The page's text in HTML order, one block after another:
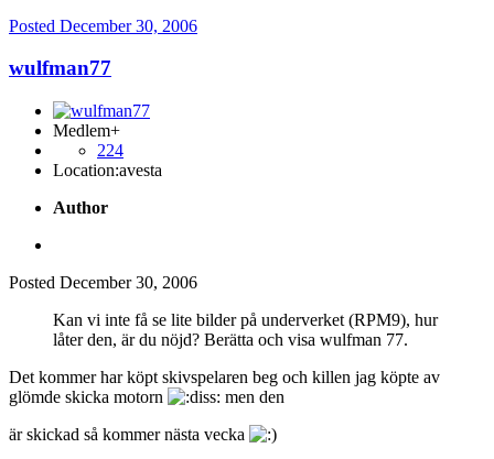
Posted December 30, 2006
wulfman77
Medlem+
224
Location:avesta
Author
Posted December 30, 2006
Kan vi inte få se lite bilder på underverket (RPM9), hur
låter den, är du nöjd? Berätta och visa wulfman 77.
Det kommer har köpt skivspelaren beg och killen jag köpte av
glömde skicka motorn
men den
är skickad så kommer nästa vecka